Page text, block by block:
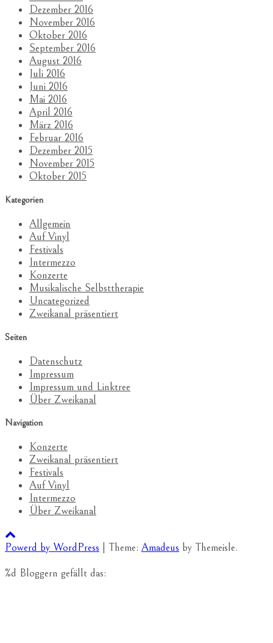
Dezember 2016
November 2016
Oktober 2016
September 2016
August 2016
Juli 2016
Juni 2016
Mai 2016
April 2016
März 2016
Februar 2016
Dezember 2015
November 2015
Oktober 2015
Kategorien
Allgemein
Auf Vinyl
Festivals
Intermezzo
Konzerte
Musikalische Selbsttherapie
Uncategorized
Zweikanal präsentiert
Seiten
Datenschutz
Impressum
Impressum und Linktree
Über Zweikanal
Navigation
Konzerte
Zweikanal präsentiert
Festivals
Auf Vinyl
Intermezzo
Über Zweikanal
Powerd by WordPress Theme: Amadeus by Themeisle.
%d Bloggern gefällt das: